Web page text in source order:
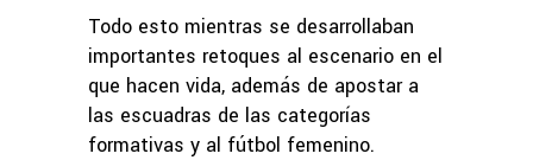
Todo esto mientras se desarrollaban
importantes retoques al escenario en el
que hacen vida, además de apostar a
las escuadras de las categorías
formativas y al fútbol femenino.